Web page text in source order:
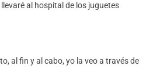
al hospital de los juguetes
al fin y al cabo, yo la veo a través de